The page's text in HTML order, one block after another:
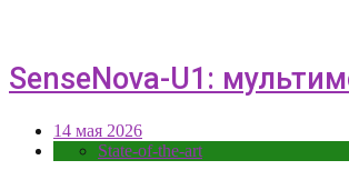
SenseNova-U1:
14 мая 2026
State-of-the-art